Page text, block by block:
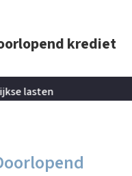
krediet
lasten